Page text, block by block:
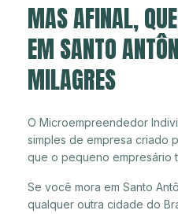
MAS AFINAL,
EM SANTO
MILAGRES
O Microempreendedor
simples de empresa criado
que o pequeno empresário
Se você mora em Santo
qualquer outra cidade do